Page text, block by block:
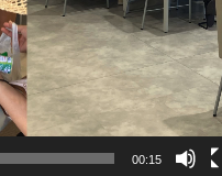
00:15